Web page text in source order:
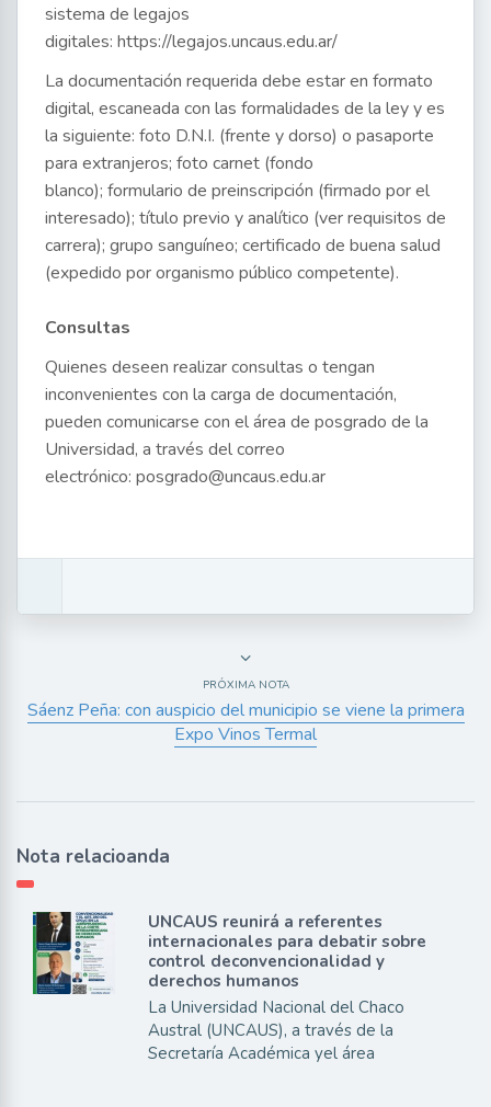
sistema de legajos
digitales: https://legajos.uncaus.edu.ar/
La documentación requerida debe estar en formato
digital, escaneada con las formalidades de la ley y es
la siguiente: foto D.N.I. (frente y dorso) o pasaporte
para extranjeros; foto carnet (fondo
blanco); formulario de preinscripción (firmado por el
interesado); título previo y analítico (ver requisitos de
carrera); grupo sanguíneo; certificado de buena salud
(expedido por organismo público competente).
Consultas
Quienes deseen realizar consultas o tengan
inconvenientes con la carga de documentación,
pueden comunicarse con el área de posgrado de la
Universidad, a través del correo
electrónico: posgrado@uncaus.edu.ar
PRÓXIMA NOTA
Sáenz Peña: con auspicio del municipio se viene la primera
Expo Vinos Termal
Nota relacioanda
UNCAUS reunirá a referentes
internacionales para debatir sobre
control deconvencionalidad y
derechos humanos
La Universidad Nacional del Chaco
Austral (UNCAUS), a través de la
Secretaría Académica yel área